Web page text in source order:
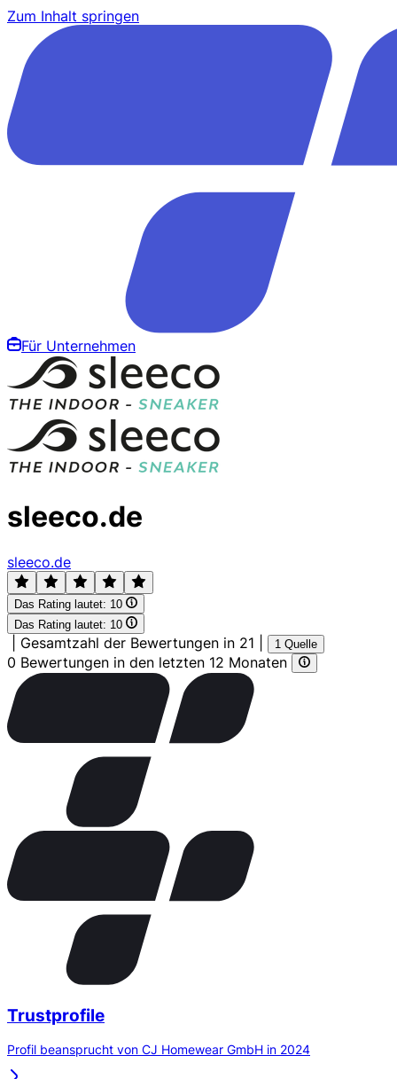
Zum Inhalt springen
Für Unternehmen
sleeco.de
sleeco.de
Das Rating lautet: 10
Das Rating lautet: 10
Gesamtzahl der Bewertungen in 21 1 Quelle
0 Bewertungen in den letzten 12 Monaten
Trustprofile
Profil beansprucht von CJ Homewear GmbH in 2024